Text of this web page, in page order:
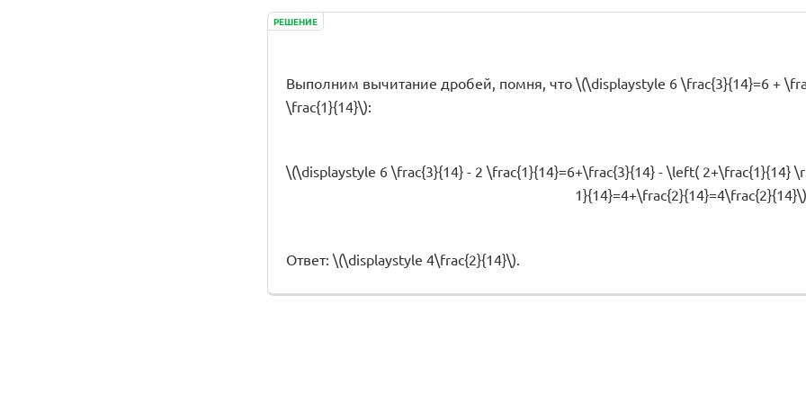
РЕШЕНИЕ
Выполним вычитание дробей, помня, что \(\displaystyle 6 \frac{3}{14}=6 +
\frac{1}{14}\):
\(\displaystyle 6 \frac{3}{14} - 2 \frac{1}{14}=6+\frac{3}{14} - \left( 2+\frac{1}{14}
Ответ: \(\displaystyle 4\frac{2}{14}\).